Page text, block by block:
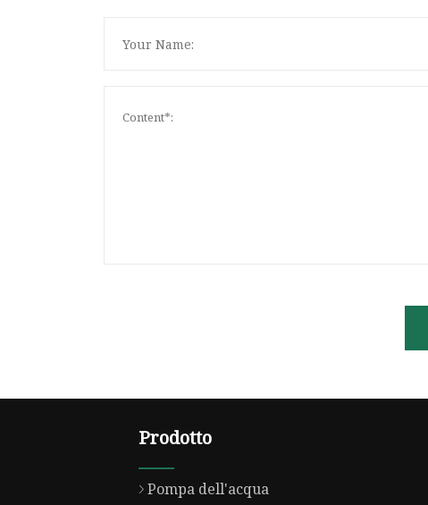
Prodotto
Pompa dell'acqua